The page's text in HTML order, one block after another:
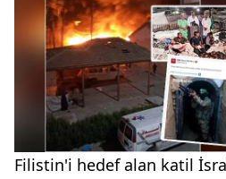
Filistin'i hedef alan katil